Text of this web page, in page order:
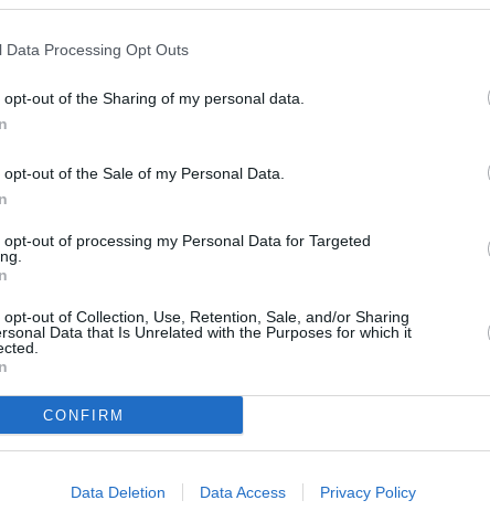
Data Processing Opt Outs
opt-out of the Sharing of my personal data.
opt-out of the Sale of my Personal Data.
opt-out of processing my Personal Data for Targeted
opt-out of Collection, Use, Retention, Sale, and/or Sharing
Data that Is Unrelated with the Purposes for which it
CONFIRM
Data Deletion Data Access Privacy Policy
παρεμβάσεις για ΕΠΑΛ και
Ειδικό Νηπιαγωγείο
Καλαμάτας και τον αντιδήμαρχο
Λαϊκή Συσπείρωση Καλαμάτας
Λαϊκή Συσπείρωση: Η στάση
Καλαμάτας και η ψηφοφορία
για τον πρότυπο κανονισμό
01/08/2025 14:53